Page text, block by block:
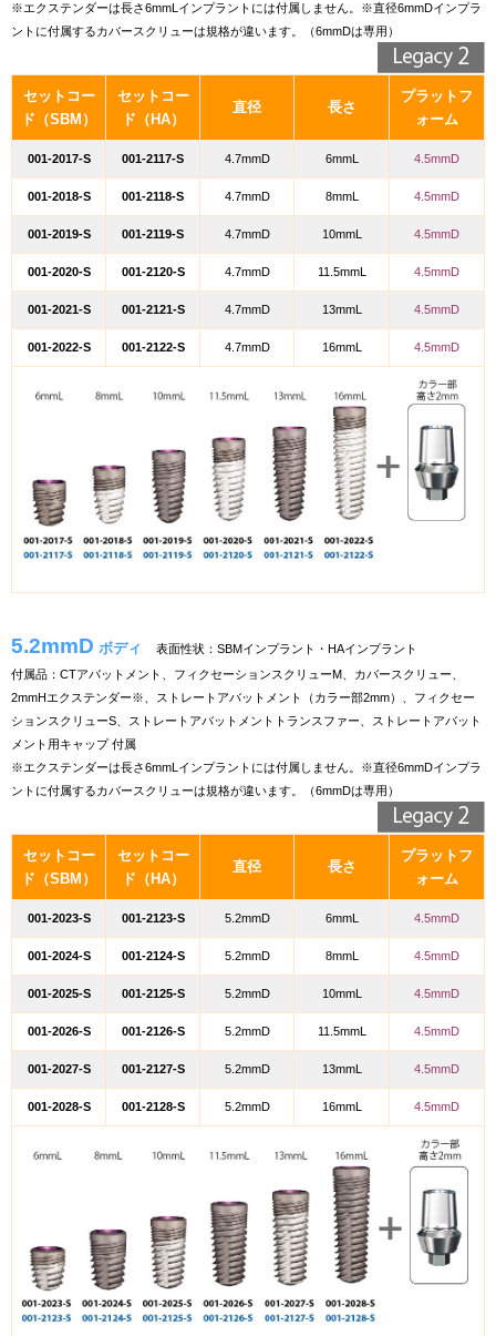
※エクステンダーは長さ6mmLインプラントには付属しません。※直径6mmDインプラ
ントに付属するカバースクリューは規格が違います。（6mmDは専用）
セットコー
ド（SBM）
セットコー
ド（HA）
直径 長さ
プラットフ
ォーム
001-2017-S 001-2117-S 4.7mmD 6mmL 4.5mmD
001-2018-S 001-2118-S 4.7mmD 8mmL 4.5mmD
001-2019-S 001-2119-S 4.7mmD 10mmL 4.5mmD
001-2020-S 001-2120-S 4.7mmD 11.5mmL 4.5mmD
001-2021-S 001-2121-S 4.7mmD 13mmL 4.5mmD
001-2022-S 001-2122-S 4.7mmD 16mmL 4.5mmD
5.2mmD ボディ
表面性状：SBMインプラント・HAインプラント
付属品：CTアバットメント、フィクセーションスクリューM、カバースクリュー、
2mmHエクステンダー※、 ストレートアバットメント（カラー部2mm）、フィクセー
ションスクリューS、ストレートアバットメントトランスファー、ストレートアバット
メント用キャップ 付属
※エクステンダーは長さ6mmLインプラントには付属しません。※直径6mmDインプラ
ントに付属するカバースクリューは規格が違います。（6mmDは専用）
セットコー
ド（SBM）
セットコー
ド（HA）
直径 長さ
プラットフ
ォーム
001-2023-S 001-2123-S 5.2mmD 6mmL 4.5mmD
001-2024-S 001-2124-S 5.2mmD 8mmL 4.5mmD
001-2025-S 001-2125-S 5.2mmD 10mmL 4.5mmD
001-2026-S 001-2126-S 5.2mmD 11.5mmL 4.5mmD
001-2027-S 001-2127-S 5.2mmD 13mmL 4.5mmD
001-2028-S 001-2128-S 5.2mmD 16mmL 4.5mmD